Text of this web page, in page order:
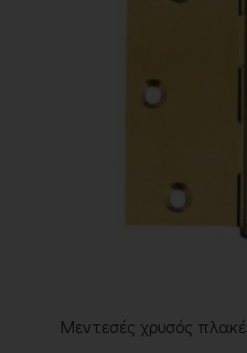
Μεντεσές χρυσός πλακέ